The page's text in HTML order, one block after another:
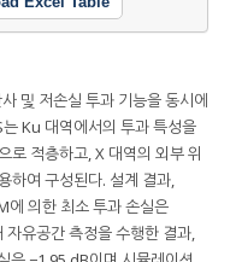
및 저손실 투과 기능을 동시에
Ku 대역에서의 투과 특성을
로 적층하고, X 대역의 외부 위
하여 구성된다. 설계 결과,
에 의한 최소 투과 손실은
유공간 측정을 수행한 결과,